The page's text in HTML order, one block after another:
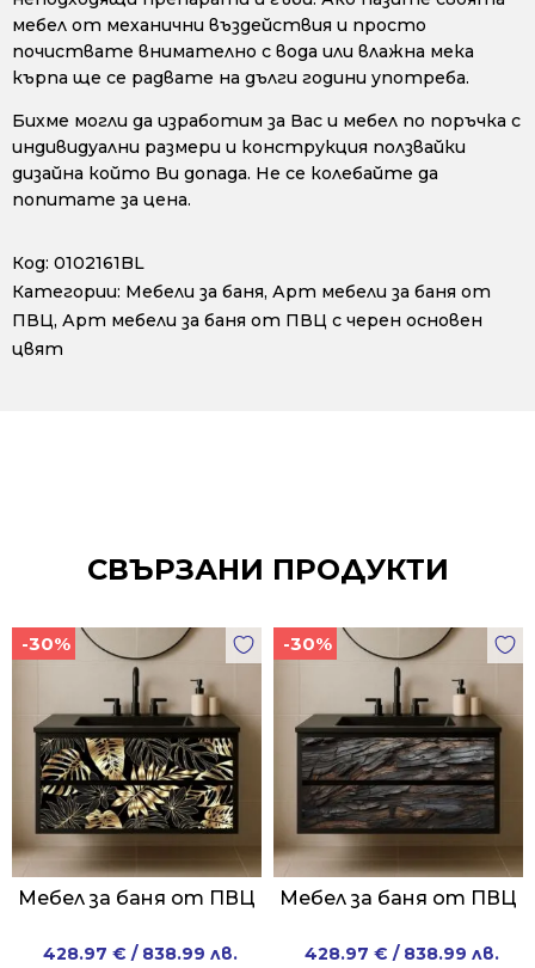
мебел от механични въздействия и просто
почиствате внимателно с вода или влажна мека
кърпа ще се радвате на дълги години употреба.
Бихме могли да изработим за Вас и мебел по поръчка с
индивидуални размери и конструкция ползвайки
дизайна който Ви допада. Не се колебайте да
попитате за цена.
Код: 0102161BL
Категории: Мебели за баня, Арт мебели за баня от
ПВЦ, Арт мебели за баня от ПВЦ с черен основен
цвят
СВЪРЗАНИ ПРОДУКТИ
-30%
Мебел за баня от ПВЦ
Original
428.97 € / 838.99 лв.
Current
-30%
Мебел за баня от ПВЦ
Original
428.97 € / 838.99 лв.
Current